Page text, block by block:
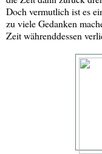
Doch vermutlich ist es
zu viele Gedanken
Zeit währenddessen